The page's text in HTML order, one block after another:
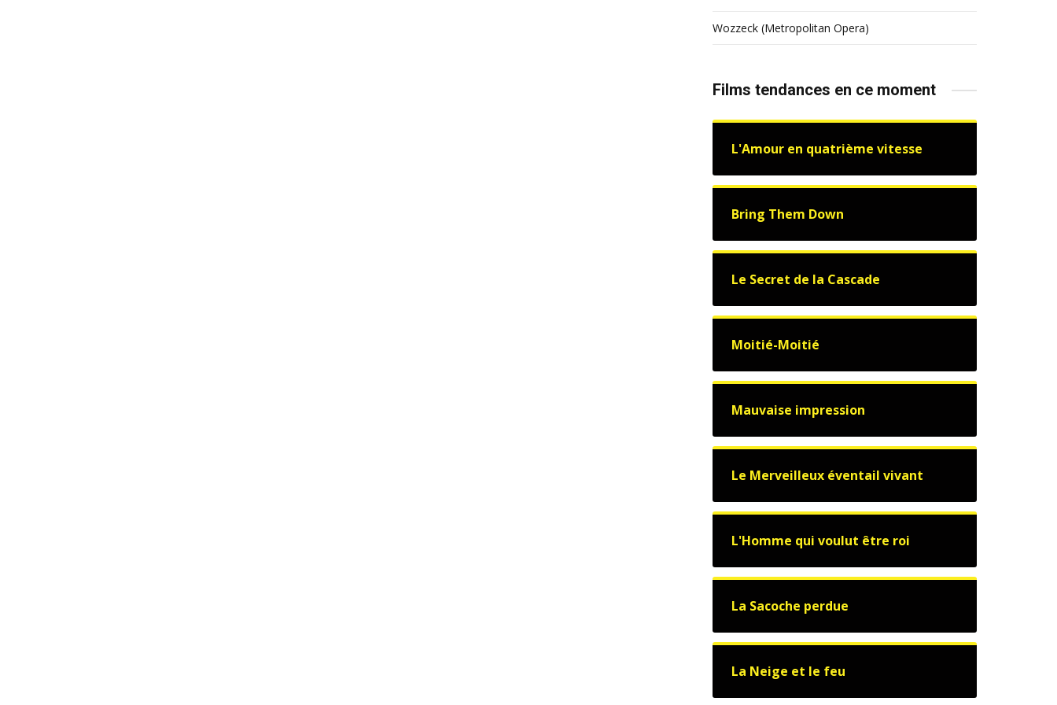
Wozzeck (Metropolitan Opera)
Films tendances en ce moment
L'Amour en quatrième vitesse
Bring Them Down
Le Secret de la Cascade
Moitié-Moitié
Mauvaise impression
Le Merveilleux éventail vivant
L'Homme qui voulut être roi
La Sacoche perdue
La Neige et le feu